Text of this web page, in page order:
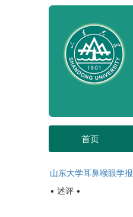
首页
山东大学耳鼻喉眼学报
• 述评 •